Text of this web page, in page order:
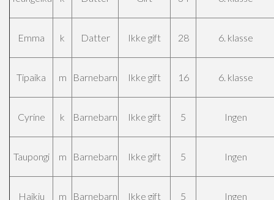
Emma k Datter Ikke gift 28 6. klasse
Tipaika m Barnebarn Ikke gift 16 6. klasse
Cyrine k Barnebarn Ikke gift 5 Ingen
Taupongi m Barnebarn Ikke gift 5 Ingen
Haikiu m Barnebarn Ikke gift 5 Ingen